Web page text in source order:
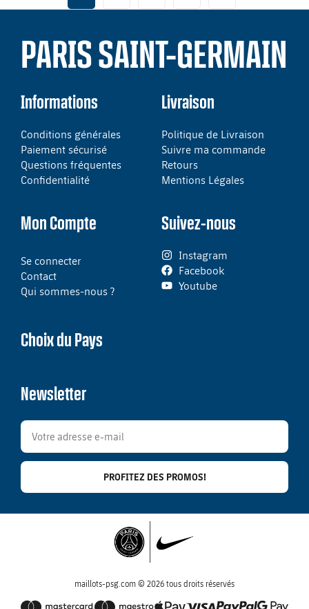
PARIS SAINT-GERMAIN
Informations
Conditions générales
Paiement sécurisé
Questions fréquentes
Confidentialité
Livraison
Politique de Livraison
Suivre ma commande
Retours
Mentions Légales
Mon Compte
Se connecter
Contact
Qui sommes-nous ?
Suivez-nous
Instagram
Facebook
Youtube
Choix du Pays
Newsletter
PROFITEZ DES PROMOS!
maillots-psg.com © 2026 tous droits réservés